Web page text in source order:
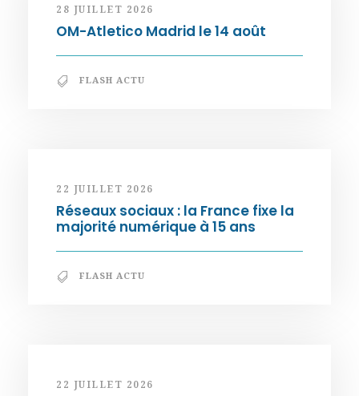
28 JUILLET 2026
OM-Atletico Madrid le 14 août
FLASH ACTU
22 JUILLET 2026
Réseaux sociaux : la France fixe la
majorité numérique à 15 ans
FLASH ACTU
22 JUILLET 2026